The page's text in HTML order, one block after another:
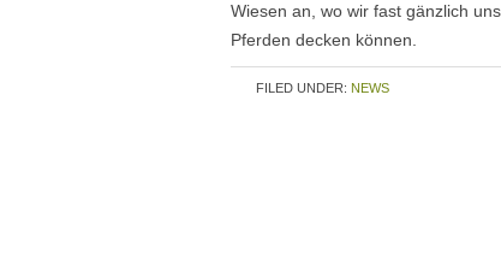
Wiesen an, wo wir fast gänzlich
Pferden decken können.
FILED UNDER: NEWS